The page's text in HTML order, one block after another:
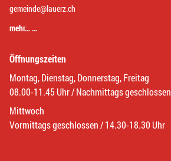
gemeinde@lauerz.ch
mehr… …
Öffnungszeiten
Montag, Dienstag, Donnerstag, Freitag
08.00-11.45 Uhr / Nachmittags geschlossen
Mittwoch
Vormittags geschlossen / 14.30-18.30 Uhr